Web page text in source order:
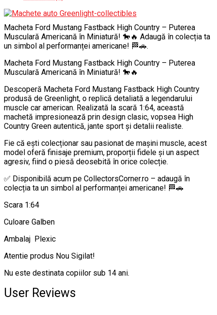
Macheta Ford Mustang Fastback High Country – Puterea
Musculară Americană în Miniatură! 🐎🔥 Adaugă în colecția ta
un simbol al performanței americane! 🏁🚗.
Macheta Ford Mustang Fastback High Country – Puterea
Musculară Americană în Miniatură! 🐎🔥
Descoperă Macheta Ford Mustang Fastback High Country
produsă de Greenlight, o replică detaliată a legendarului
muscle car american. Realizată la scară 1:64, această
machetă impresionează prin design clasic, vopsea High
Country Green autentică, jante sport și detalii realiste.
Fie că ești colecționar sau pasionat de mașini muscle, acest
model oferă finisaje premium, proporții fidele și un aspect
agresiv, fiind o piesă deosebită în orice colecție.
✅ Disponibilă acum pe CollectorsCorner.ro – adaugă în
colecția ta un simbol al performanței americane! 🏁🚗
Scara 1:64
Culoare Galben
Ambalaj Plexic
Atentie produs Nou Sigilat!
Nu este destinata copiilor sub 14 ani.
User Reviews